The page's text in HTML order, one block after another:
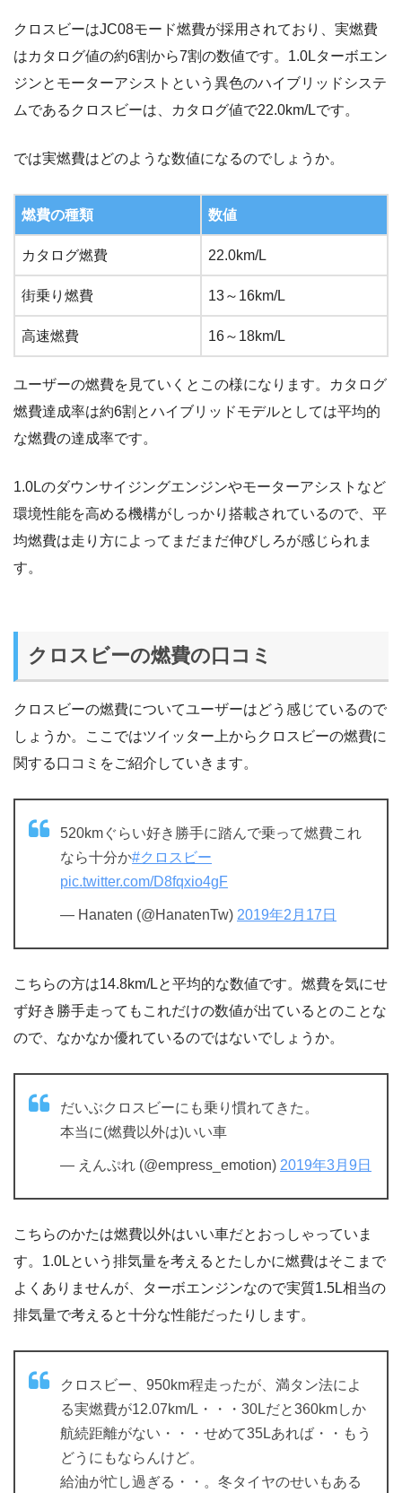
クロスビーはJC08モード燃費が採用されており、実燃費
はカタログ値の約6割から7割の数値です。1.0Lターボエン
ジンとモーターアシストという異色のハイブリッドシステ
ムであるクロスビーは、カタログ値で22.0km/Lです。
では実燃費はどのような数値になるのでしょうか。
燃費の種類 数値
カタログ燃費 22.0km/L
街乗り燃費 13～16km/L
高速燃費 16～18km/L
ユーザーの燃費を見ていくとこの様になります。カタログ
燃費達成率は約6割とハイブリッドモデルとしては平均的
な燃費の達成率です。
1.0Lのダウンサイジングエンジンやモーターアシストなど
環境性能を高める機構がしっかり搭載されているので、平
均燃費は走り方によってまだまだ伸びしろが感じられま
す。
クロスビーの燃費の口コミ
クロスビーの燃費についてユーザーはどう感じているので
しょうか。ここではツイッター上からクロスビーの燃費に
関する口コミをご紹介していきます。
520kmぐらい好き勝手に踏んで乗って燃費これ
なら十分か#クロスビー
pic.twitter.com/D8fqxio4gF
— Hanaten (@HanatenTw) 2019年2月17日
こちらの方は14.8km/Lと平均的な数値です。燃費を気にせ
ず好き勝手走ってもこれだけの数値が出ているとのことな
ので、なかなか優れているのではないでしょうか。
だいぶクロスビーにも乗り慣れてきた。
本当に(燃費以外は)いい車
— えんぷれ (@empress_emotion) 2019年3月9日
こちらのかたは燃費以外はいい車だとおっしゃっていま
す。1.0Lという排気量を考えるとたしかに燃費はそこまで
よくありませんが、ターボエンジンなので実質1.5L相当の
排気量で考えると十分な性能だったりします。
クロスビー、950km程走ったが、満タン法によ
る実燃費が12.07km/L・・・30Lだと360kmしか
航続距離がない・・・せめて35Lあれば・・もう
どうにもならんけど。
給油が忙し過ぎる・・。冬タイヤのせいもある